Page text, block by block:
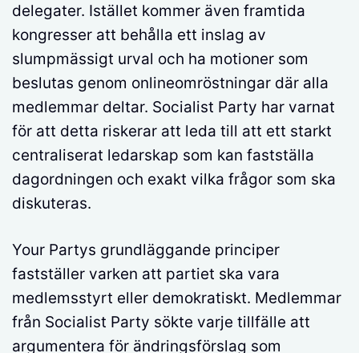
delegater. Istället kommer även framtida
kongresser att behålla ett inslag av
slumpmässigt urval och ha motioner som
beslutas genom onlineomröstningar där alla
medlemmar deltar. Socialist Party har varnat
för att detta riskerar att leda till att ett starkt
centraliserat ledarskap som kan fastställa
dagordningen och exakt vilka frågor som ska
diskuteras.
Your Partys grundläggande principer
fastställer varken att partiet ska vara
medlemsstyrt eller demokratiskt. Medlemmar
från Socialist Party sökte varje tillfälle att
argumentera för ändringsförslag som